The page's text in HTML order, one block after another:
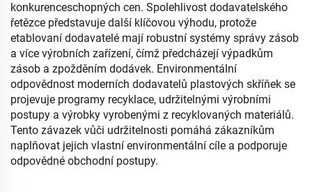
konkurenceschopných cen. Spolehlivost dodavatelského
řetězce představuje další klíčovou výhodu, protože
etablovaní dodavatelé mají robustní systémy správy zásob
a více výrobních zařízení, čímž předcházejí výpadkům
zásob a zpožděním dodávek. Environmentální
odpovědnost moderních dodavatelů plastových skříňek se
projevuje programy recyklace, udržitelnými výrobními
postupy a výrobky vyrobenými z recyklovaných materiálů.
Tento závazek vůči udržitelnosti pomáhá zákazníkům
naplňovat jejich vlastní environmentální cíle a podporuje
odpovědné obchodní postupy.